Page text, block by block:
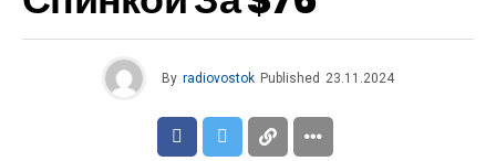
By radiovostok Published 23.11.2024